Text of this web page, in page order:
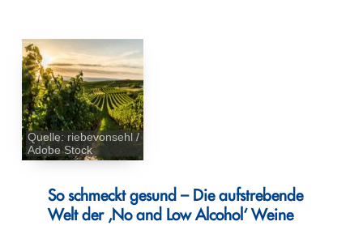
Quelle: riebevonsehl /
Adobe Stock
So schmeckt gesund – Die aufstrebende
Welt der ‚No and Low Alcohol‘ Weine